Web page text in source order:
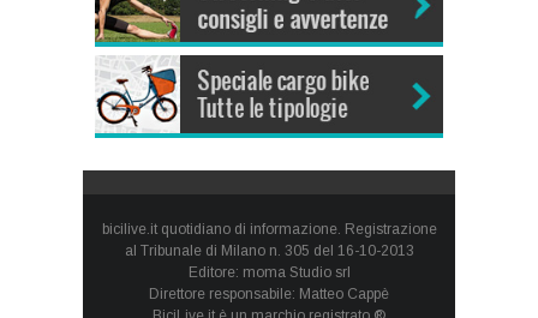
bicilive.it quotidiano di informazione. Registrazione
al Tribunale di Milano n. 305 del 16-10-2013
Editore: moma Studio srl
Direttore responsabile: Matteo Cappè